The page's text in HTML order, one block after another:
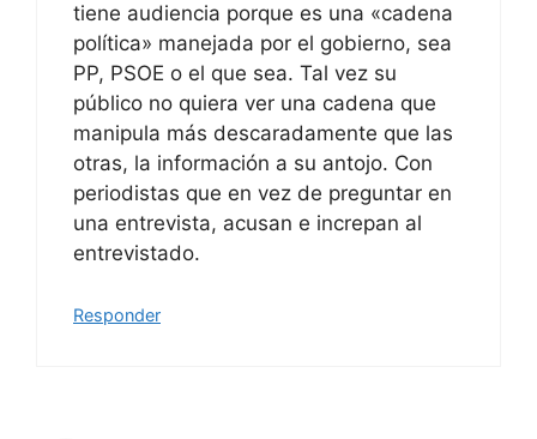
tiene audiencia porque es una «cadena
política» manejada por el gobierno, sea
PP, PSOE o el que sea. Tal vez su
público no quiera ver una cadena que
manipula más descaradamente que las
otras, la información a su antojo. Con
periodistas que en vez de preguntar en
una entrevista, acusan e increpan al
entrevistado.
Responder